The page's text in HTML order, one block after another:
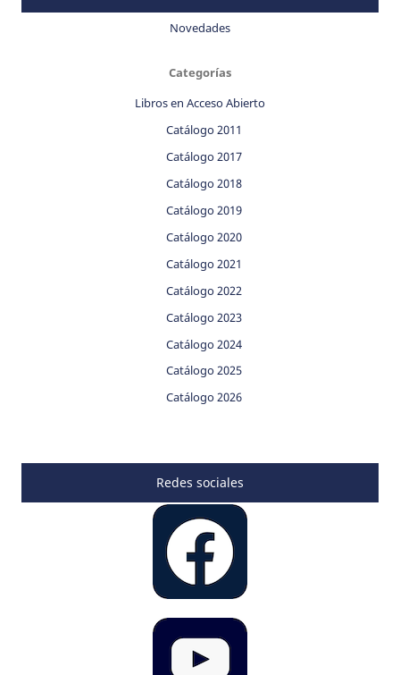
Novedades
Categorías
Libros en Acceso Abierto
Catálogo 2011
Catálogo 2017
Catálogo 2018
Catálogo 2019
Catálogo 2020
Catálogo 2021
Catálogo 2022
Catálogo 2023
Catálogo 2024
Catálogo 2025
Catálogo 2026
Redes sociales